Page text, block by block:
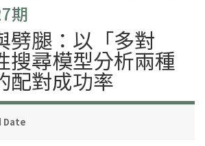
期
劈腿：以「多對
搜尋模型分析兩種
配對成功率
Date